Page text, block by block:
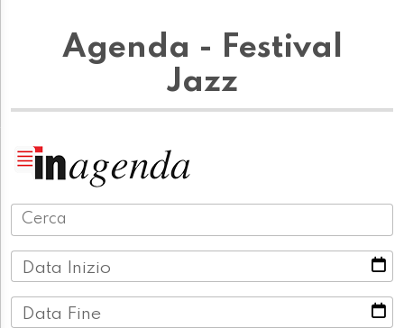
Agenda - Festival
Jazz
Data Inizio
Data Fine